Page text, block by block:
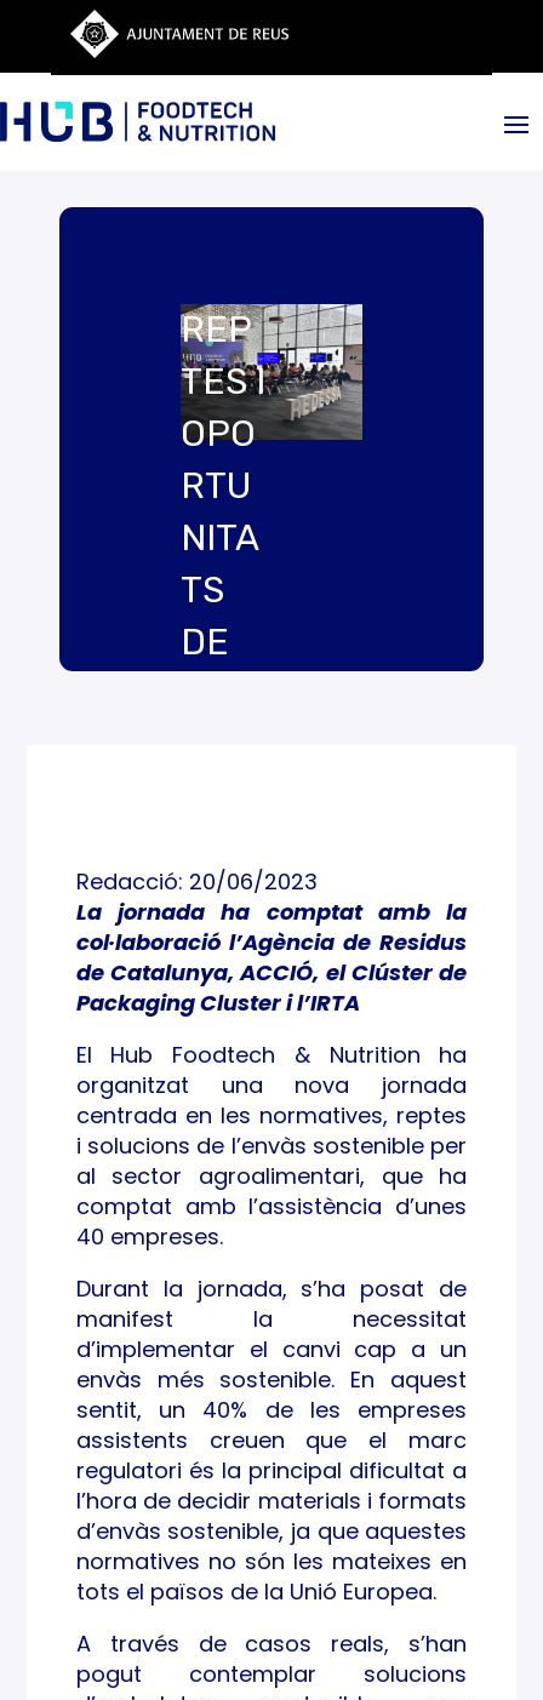
REP
TES I
OPO
RTU
NITA
TS
DE
BLE,
PRIO
RITA
TS
PER
A
LES
ES
DEL
HUB
FOO
DTE
CH &
NUT
Redacció: 20/06/2023
La jornada ha comptat amb la
col·laboració l’Agència de Residus
de Catalunya, ACCIÓ, el Clúster de
Packaging Cluster i l’IRTA
El Hub Foodtech & Nutrition ha
organitzat una nova jornada
centrada en les normatives, reptes
i solucions de l’envàs sostenible per
al sector agroalimentari, que ha
comptat amb l’assistència d’unes
40 empreses.
Durant la jornada, s’ha posat de
manifest la necessitat
d’implementar el canvi cap a un
envàs més sostenible. En aquest
sentit, un 40% de les empreses
assistents creuen que el marc
regulatori és la principal dificultat a
l’hora de decidir materials i formats
d’envàs sostenible, ja que aquestes
normatives no són les mateixes en
tots el països de la Unió Europea.
A través de casos reals, s’han
pogut contemplar solucions